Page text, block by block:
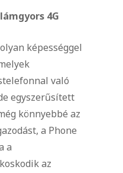
4G
képességgel
való
egyszerűsített
könnyebbé az
a Phone
a
az